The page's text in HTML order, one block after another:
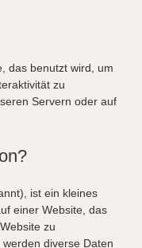
das benutzt wird, um
zu
Servern oder auf
ist ein kleines
einer Website, das
zu
diverse Daten